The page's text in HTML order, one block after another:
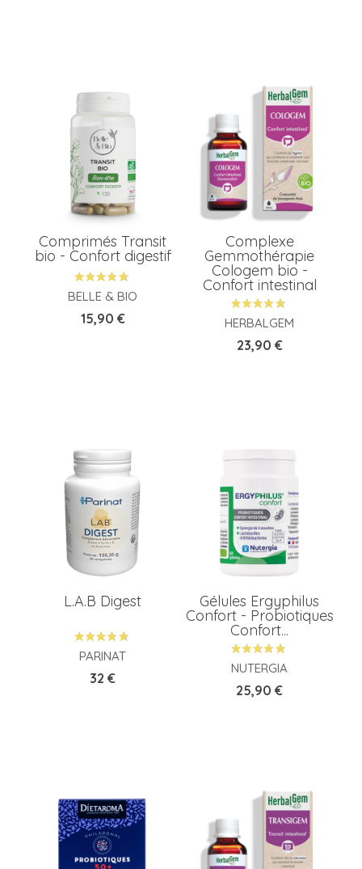
Comprimés Transit
bio - Confort digestif
BELLE & BIO
Prix
15,90 €
Complexe
Gemmothérapie
Cologem bio -
Confort intestinal
HERBALGEM
Prix
23,90 €
L.A.B Digest
PARINAT
Prix
32 €
Gélules Ergyphilus
Confort - Probiotiques
Confort...
NUTERGIA
Prix
25,90 €